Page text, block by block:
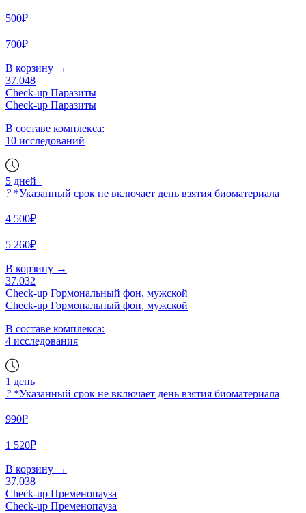
500₽
700₽
В корзину →
37.048
Check-up Паразиты
Check-up Паразиты
В составе комплекса:
10 исследований
5 дней
? *Указанный срок не включает день взятия биоматериала
4 500₽
5 260₽
В корзину →
37.032
Check-up Гормональный фон, мужской
Check-up Гормональный фон, мужской
В составе комплекса:
4 исследования
1 день
? *Указанный срок не включает день взятия биоматериала
990₽
1 520₽
В корзину →
37.038
Check-up Пременопауза
Check-up Пременопауза